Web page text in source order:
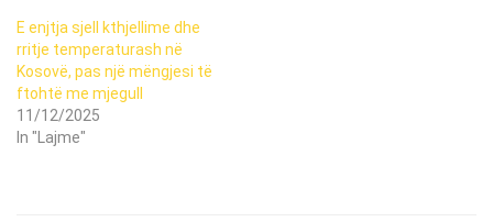
E enjtja sjell kthjellime dhe
rritje temperaturash në
Kosovë, pas një mëngjesi të
ftohtë me mjegull
11/12/2025
In "Lajme"